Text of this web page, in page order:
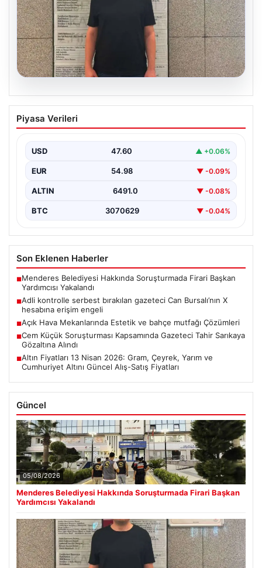
05.08.2026
Adli kontrolle serbest bırakılan gazeteci
Can Bursalı’nın X hesabına erişim engeli
Engeli Kaldırıldıktan Sonra Yeniden Kısıtlama",
"content": "Basın…
Piyasa Verileri
USD 47.60 ▲ +0.06%
EUR 54.98 ▼ -0.09%
ALTIN 6491.0 ▼ -0.08%
BTC 3070629 ▼ -0.04%
Son Eklenen Haberler
■Menderes Belediyesi Hakkında Soruşturmada Firari Başkan
Yardımcısı Yakalandı
■Adli kontrolle serbest bırakılan gazeteci Can Bursalı’nın X
hesabına erişim engeli
■Açık Hava Mekanlarında Estetik ve bahçe mutfağı Çözümleri
■Cem Küçük Soruşturması Kapsamında Gazeteci Tahir Sarıkaya
Gözaltına Alındı
■Altın Fiyatları 13 Nisan 2026: Gram, Çeyrek, Yarım ve
Cumhuriyet Altını Güncel Alış-Satış Fiyatları
Güncel
05/08/2026
Menderes Belediyesi Hakkında Soruşturmada Firari Başkan
Yardımcısı Yakalandı